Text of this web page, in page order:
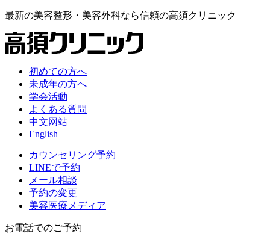
最新の美容整形・美容外科なら信頼の高須クリニック
初めての方へ
未成年の方へ
学会活動
よくある質問
中文网站
English
カウンセリング予約
LINEで予約
メール相談
予約の変更
美容医療メディア
お電話でのご予約